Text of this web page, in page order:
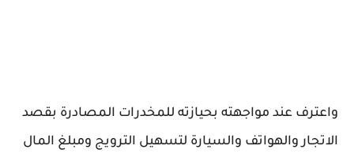
واعترف عند مواجهته بحيازته للمخدرات المصادرة بقصد
الاتجار والهواتف والسيارة لتسهيل الترويج ومبلغ المال